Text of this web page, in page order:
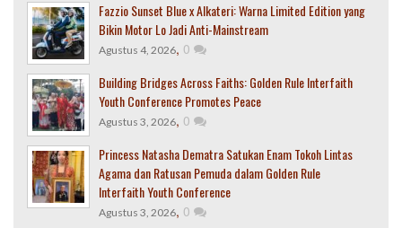
Fazzio Sunset Blue x Alkateri: Warna Limited Edition yang
Bikin Motor Lo Jadi Anti-Mainstream
Agustus 4, 2026, 0
Building Bridges Across Faiths: Golden Rule Interfaith
Youth Conference Promotes Peace
Agustus 3, 2026, 0
Princess Natasha Dematra Satukan Enam Tokoh Lintas
Agama dan Ratusan Pemuda dalam Golden Rule
Interfaith Youth Conference
Agustus 3, 2026, 0